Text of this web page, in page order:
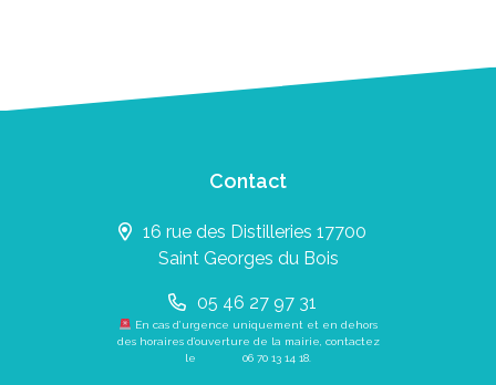
Contact
16 rue des Distilleries 17700
Saint Georges du Bois
05 46 27 97 31
En cas d’urgence uniquement et en dehors
des horaires d’ouverture de la mairie, contactez
le 06 70 13 14 18